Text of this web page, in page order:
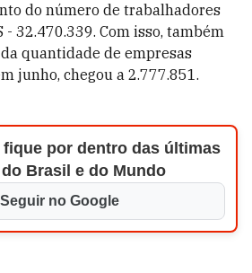
do número de trabalhadores
- 32.470.339. Com isso, também
quantidade de empresas
junho, chegou a 2.777.851.
fique por dentro das últimas
Brasil e do Mundo
Seguir no Google